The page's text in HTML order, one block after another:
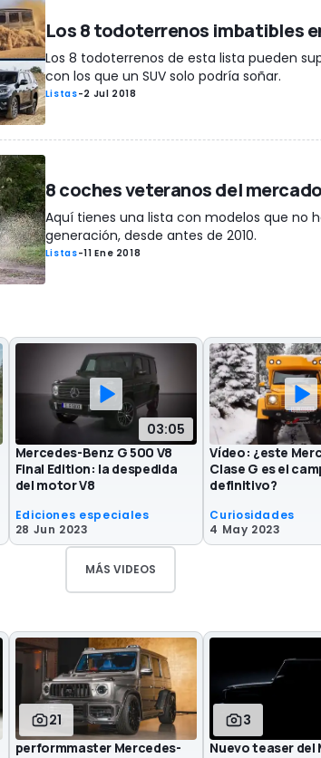
Los 8 todoterrenos imbatibles
Los 8 todoterrenos de esta lista pueden
con los que un SUV solo podría soñar.
Listas-2 Jul 2018
8 coches veteranos del
Aquí tienes una lista con modelos que no
generación, desde antes de 2010.
Listas-11 Ene 2018
03:05
Mercedes-Benz G 500 V8
Final Edition: la despedida
del motor V8
Ediciones especiales
28 Jun 2023
Vídeo: ¿este
Clase G es el
definitivo?
Curiosidades
4 May 2023
MÁS VIDEOS
21
performmaster Mercedes-
3
Nuevo teaser del